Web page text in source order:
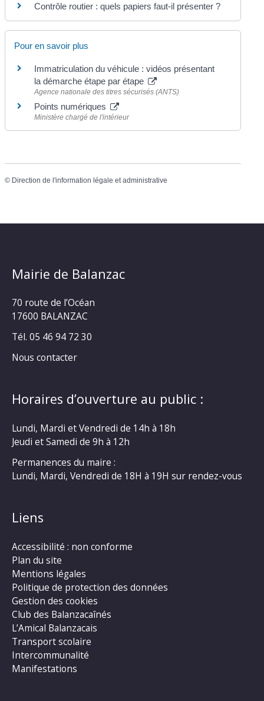
Contrôle routier : quels papiers faut-il présenter ?
Pour en savoir plus
Immatriculation du véhicule : vidéos présentant
la démarche étape par étape
Agence nationale des titres sécurisés (ANTS)
Points numériques
Ministère chargé de l'intérieur
© Direction de l'information légale et administrative
Mairie de Balanzac
70 route de l’Océan
17600 BALANZAC
Tél. 05 46 94 72 30
Nous contacter
Horaires d’ouverture au public :
Lundi, Mardi et Vendredi de 14h à 18h
Jeudi et Samedi de 9h à 12h
Permanences du maire :
Lundi, Mardi, Vendredi de 18H à 19H sur rendez-vous
Liens
Accessibilité : non conforme
Plan du site
Mentions légales
Politique de protection des données
Gestion des cookies
Club des Balanzacaînés
L’Amical Balanzacais
Transport scolaire
Intercommunalité
Manifestations